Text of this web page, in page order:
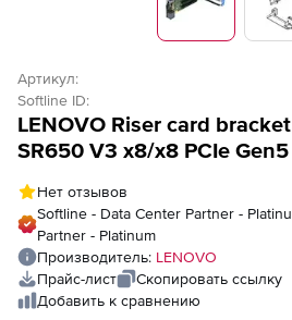
Артикул:
Softline ID:
LENOVO Riser card
SR650 V3 x8/x8 PCIe
Нет отзывов
Softline - Data Center Partner -
Partner - Platinum
Производитель: LENOVO
Прайс-лист
Скопировать ссылку
Добавить к сравнению